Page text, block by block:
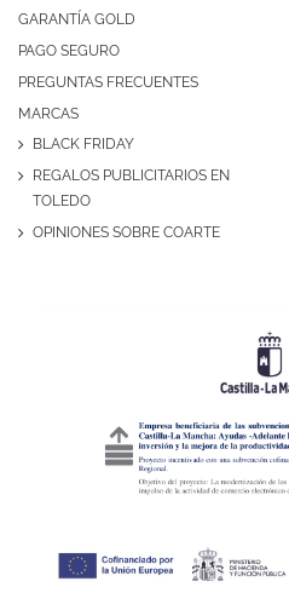
GARANTÍA GOLD
PAGO SEGURO
PREGUNTAS FRECUENTES
MARCAS
BLACK FRIDAY
REGALOS PUBLICITARIOS EN
TOLEDO
OPINIONES SOBRE COARTE